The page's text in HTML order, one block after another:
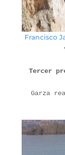
Francisco
Tercer
Garza